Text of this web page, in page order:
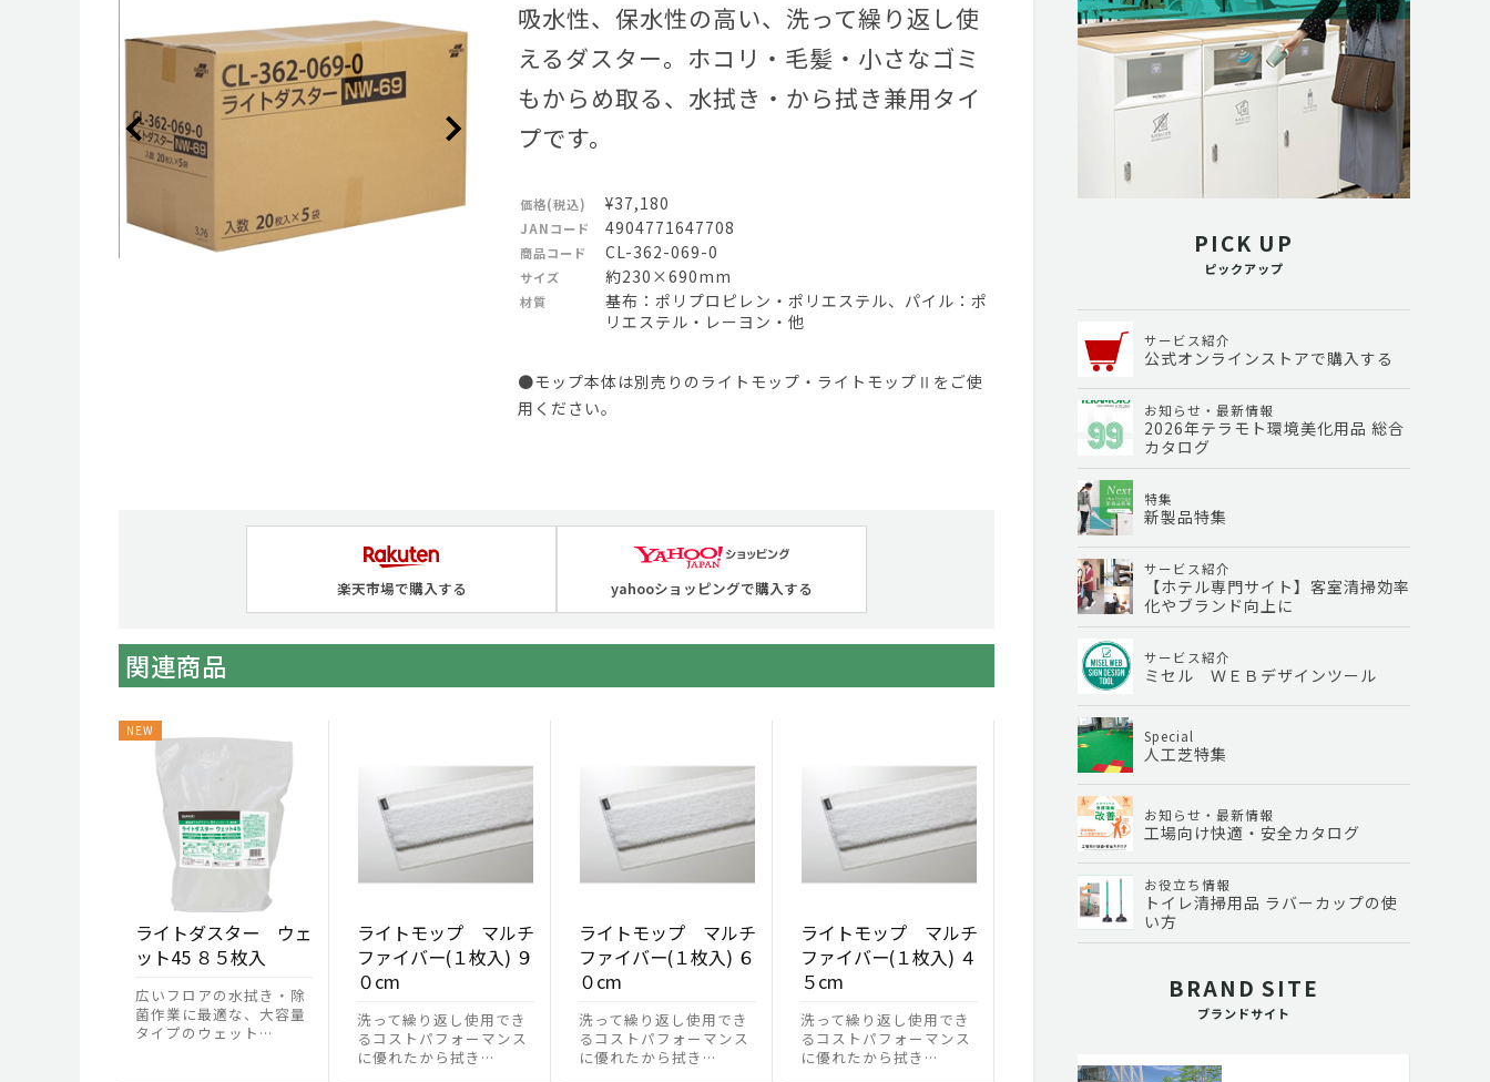
吸水性、保水性の高い、洗って繰り返し使
えるダスター。ホコリ・毛髪・小さなゴミ
もからめ取る、水拭き・から拭き兼用タイ
プです。
価格(税込) ¥37,180
JANコード 4904771647708
商品コード CL-362-069-0
サイズ 約230×690mm
材質
基布：ポリプロピレン・ポリエステル、パイル：ポ
リエステル・レーヨン・他
●モップ本体は別売りのライトモップ・ライトモップⅡをご使
用ください。
楽天市場で購入する yahooショッピングで購入する
関連商品
ライトダスター ウェ
ット45 ８５枚入
広いフロアの水拭き・除
菌作業に最適な、大容量
タイプのウェット…
ライトモップ マルチ
ファイバー(１枚入) ９
０cm
洗って繰り返し使用でき
るコストパフォーマンス
に優れたから拭き…
ライトモップ マルチ
ファイバー(１枚入) ６
０cm
洗って繰り返し使用でき
るコストパフォーマンス
に優れたから拭き…
ライトモップ マルチ
ファイバー(１枚入) ４
５cm
洗って繰り返し使用でき
るコストパフォーマンス
に優れたから拭き…
PICK UP
ピックアップ
サービス紹介
公式オンラインストアで購入する
お知らせ・最新情報
2026年テラモト環境美化用品 総合
カタログ
特集
新製品特集
サービス紹介
【ホテル専門サイト】客室清掃効率
化やブランド向上に
サービス紹介
ミセル ＷＥＢデザインツール
Special
人工芝特集
お知らせ・最新情報
工場向け快適・安全カタログ
お役立ち情報
トイレ清掃用品 ラバーカップの使
い方
BRAND SITE
ブランドサイト